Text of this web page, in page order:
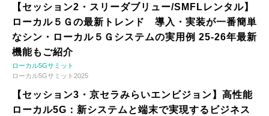
【セッション2・スリーダブリュー/SMFLレンタル】
ローカル５Ｇの最新トレンド 導入・実装が一番簡単
なシン・ローカル５Ｇシステムの実用例 25-26年最新
機能もご紹介
ローカル5Gサミット
ローカル5Gサミット2025
【セッション3・京セラみらいエンビジョン】高性能
ローカル5G：新システムと端末で実現するビジネス